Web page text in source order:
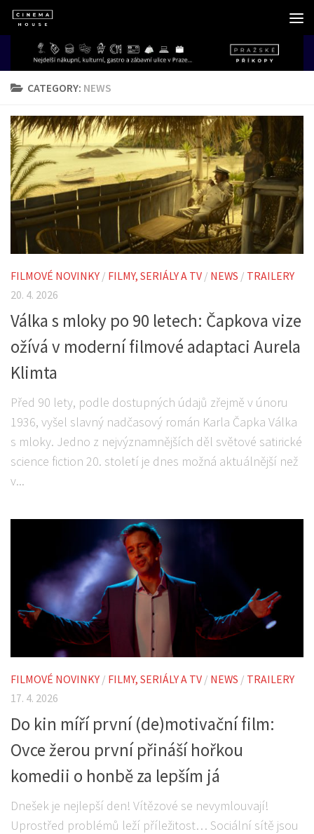
Skip to content
CATEGORY: NEWS
FILMOVÉ NOVINKY / FILMY, SERIÁLY A TV / NEWS / TRAILERY
20. 4. 2026
Válka s mloky po 90 letech: Čapkova vize
ožívá v moderní filmové adaptaci Aurela
Klimta
Před 90 lety, podle dostupných údajů zřejmě v únoru
1936, vyšel slavný nadčasový román Karla Čapka Válka
s mloky. Jedno z nejvýznamnějších děl světové satirické
science fiction 20. století je dnes možná aktuálnější než
v...
FILMOVÉ NOVINKY / FILMY, SERIÁLY A TV / NEWS / TRAILERY
17. 4. 2026
Do kin míří první (de)motivační film:
Ovce žerou první přináší hořkou
komedii o honbě za lepším já
Dnešek je nejlepší den! Vítězové se nevymlouvají!
Uprostřed problémů leží příležitost… Sociální sítě jsou